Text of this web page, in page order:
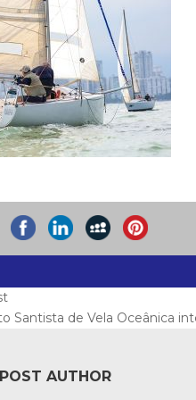
Santista de Vela Oceânica
AUTHOR